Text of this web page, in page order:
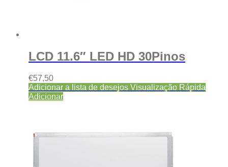
LCD 11.6″ LED HD 30Pinos
€57,50
Adicionar a lista de desejos Visualização Rápida
Adicionar